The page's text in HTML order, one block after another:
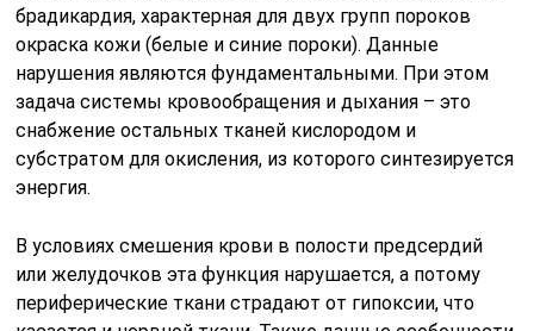
брадикардия, характерная для двух групп пороков
окраска кожи (белые и синие пороки). Данные
нарушения являются фундаментальными. При этом
задача системы кровообращения и дыхания – это
снабжение остальных тканей кислородом и
субстратом для окисления, из которого синтезируется
энергия.
В условиях смешения крови в полости предсердий
или желудочков эта функция нарушается, а потому
периферические ткани страдают от гипоксии, что